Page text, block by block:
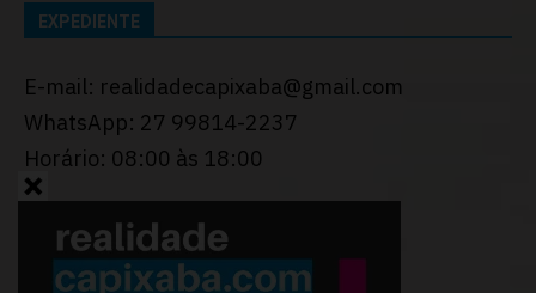
EXPEDIENTE
E-mail: realidadecapixaba@gmail.com
WhatsApp: 27 99814-2237
Horário: 08:00 às 18:00